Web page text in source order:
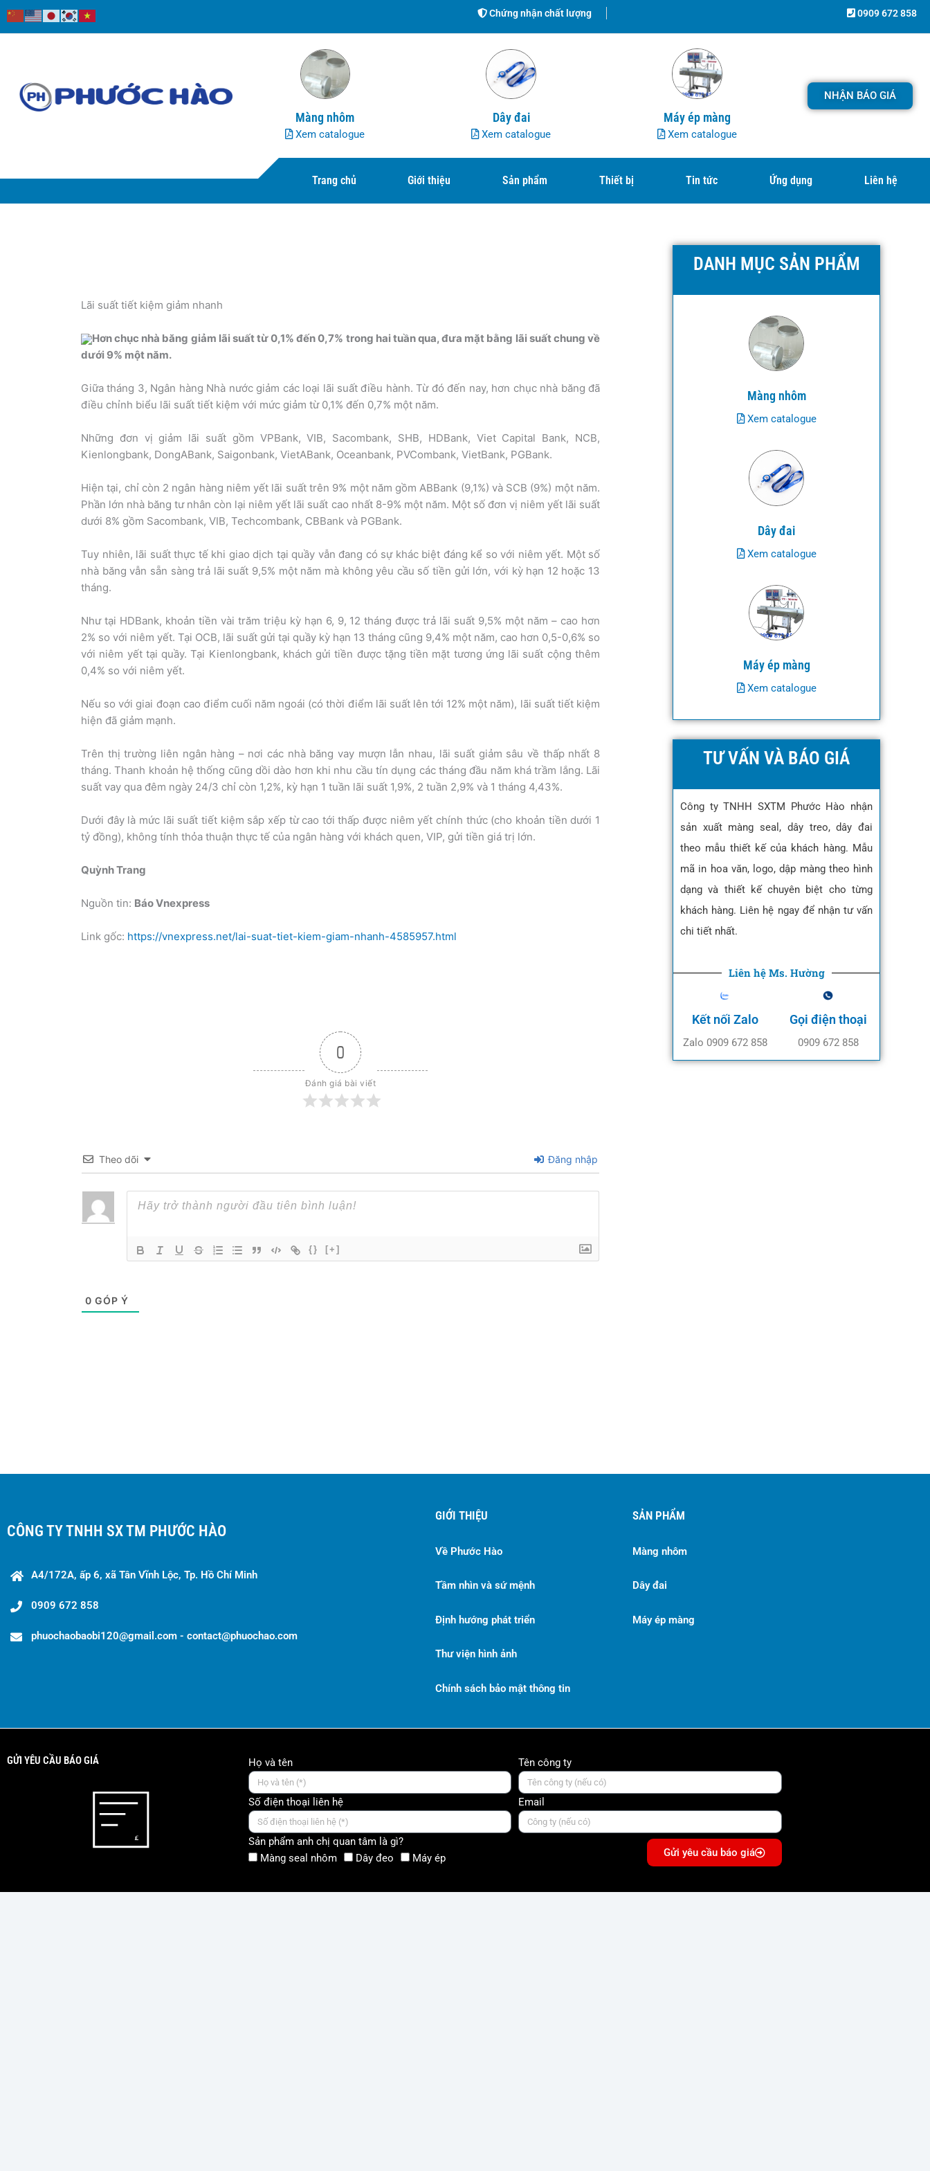
Nhảy
tới
Chứng nhận chất lượng 0909 672 858
Màng nhôm
Xem catalogue
Dây đai
Xem catalogue
Máy ép màng
Xem catalogue
NHẬN BÁO GIÁ
Trang chủ Giới thiệu Sản phẩm Thiết bị Tin tức Ứng dụng Liên hệ
Lãi suất tiết kiệm giảm nhanh
Hơn chục nhà băng giảm lãi suất từ 0,1% đến 0,7% trong hai tuần qua, đưa mặt bằng lãi suất chung về
dưới 9% một năm.
Giữa tháng 3, Ngân hàng Nhà nước giảm các loại lãi suất điều hành. Từ đó đến nay, hơn chục nhà băng đã
điều chỉnh biểu lãi suất tiết kiệm với mức giảm từ 0,1% đến 0,7% một năm.
Những đơn vị giảm lãi suất gồm VPBank, VIB, Sacombank, SHB, HDBank, Viet Capital Bank, NCB,
Kienlongbank, DongABank, Saigonbank, VietABank, Oceanbank, PVCombank, VietBank, PGBank.
Hiện tại, chỉ còn 2 ngân hàng niêm yết lãi suất trên 9% một năm gồm ABBank (9,1%) và SCB (9%) một năm.
Phần lớn nhà băng tư nhân còn lại niêm yết lãi suất cao nhất 8-9% một năm. Một số đơn vị niêm yết lãi suất
dưới 8% gồm Sacombank, VIB, Techcombank, CBBank và PGBank.
Tuy nhiên, lãi suất thực tế khi giao dịch tại quầy vẫn đang có sự khác biệt đáng kể so với niêm yết. Một số
nhà băng vẫn sẵn sàng trả lãi suất 9,5% một năm mà không yêu cầu số tiền gửi lớn, với kỳ hạn 12 hoặc 13
tháng.
Như tại HDBank, khoản tiền vài trăm triệu kỳ hạn 6, 9, 12 tháng được trả lãi suất 9,5% một năm – cao hơn
2% so với niêm yết. Tại OCB, lãi suất gửi tại quầy kỳ hạn 13 tháng cũng 9,4% một năm, cao hơn 0,5-0,6% so
với niêm yết tại quầy. Tại Kienlongbank, khách gửi tiền được tặng tiền mặt tương ứng lãi suất cộng thêm
0,4% so với niêm yết.
Nếu so với giai đoạn cao điểm cuối năm ngoái (có thời điểm lãi suất lên tới 12% một năm), lãi suất tiết kiệm
hiện đã giảm mạnh.
Trên thị trường liên ngân hàng – nơi các nhà băng vay mượn lẫn nhau, lãi suất giảm sâu về thấp nhất 8
tháng. Thanh khoản hệ thống cũng dồi dào hơn khi nhu cầu tín dụng các tháng đầu năm khá trầm lắng. Lãi
suất vay qua đêm ngày 24/3 chỉ còn 1,2%, kỳ hạn 1 tuần lãi suất 1,9%, 2 tuần 2,9% và 1 tháng 4,43%.
Dưới đây là mức lãi suất tiết kiệm sắp xếp từ cao tới thấp được niêm yết chính thức (cho khoản tiền dưới 1
tỷ đồng), không tính thỏa thuận thực tế của ngân hàng với khách quen, VIP, gửi tiền giá trị lớn.
Quỳnh Trang
Nguồn tin: Báo Vnexpress
Link gốc: https://vnexpress.net/lai-suat-tiet-kiem-giam-nhanh-4585957.html
0
Đánh giá bài viết
Theo dõi Đăng nhập
{} [+]
0 GÓP Ý
DANH MỤC SẢN PHẨM
Màng nhôm
Xem catalogue
Dây đai
Xem catalogue
Máy ép màng
Xem catalogue
TƯ VẤN VÀ BÁO GIÁ
Công ty TNHH SXTM Phước Hào nhận
sản xuất màng seal, dây treo, dây đai
theo mẫu thiết kế của khách hàng. Mẫu
mã in hoa văn, logo, dập màng theo hình
dạng và thiết kế chuyên biệt cho từng
khách hàng. Liên hệ ngay để nhận tư vấn
chi tiết nhất.
Liên hệ Ms. Hường
Kết nối Zalo
Zalo 0909 672 858
Gọi điện thoại
0909 672 858
CÔNG TY TNHH SX TM PHƯỚC HÀO
A4/172A, ấp 6, xã Tân Vĩnh Lộc, Tp. Hồ Chí Minh
0909 672 858
phuochaobaobi120@gmail.com - contact@phuochao.com
GIỚI THIỆU
Về Phước Hào
Tầm nhìn và sứ mệnh
Định hướng phát triển
Thư viện hình ảnh
Chính sách bảo mật thông tin
SẢN PHẨM
Màng nhôm
Dây đai
Máy ép màng
GỬI YÊU CẦU BÁO GIÁ Họ và tên Tên công ty
Số điện thoại liên hệ Email
Sản phẩm anh chị quan tâm là gì?
Màng seal nhôm
Dây đeo Máy ép Gửi yêu cầu báo giá